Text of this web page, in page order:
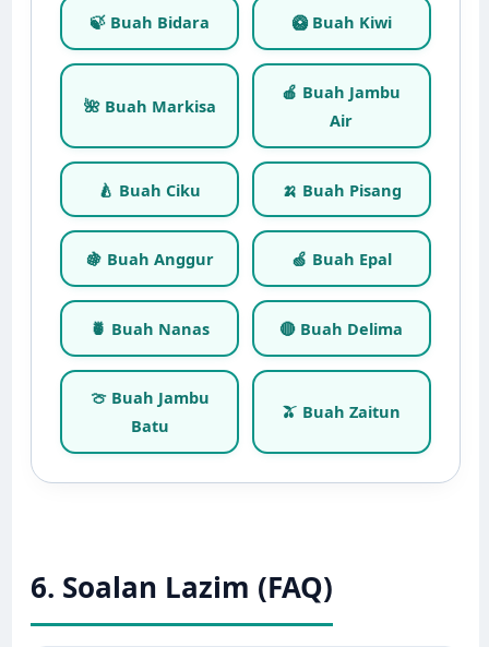
🍃 Buah Bidara 🥝 Buah Kiwi
🌺 Buah Markisa
🍎 Buah Jambu
Air
🍐 Buah Ciku 🍌 Buah Pisang
🍇 Buah Anggur 🍏 Buah Epal
🍍 Buah Nanas 🔴 Buah Delima
🍈 Buah Jambu
Batu
🫒 Buah Zaitun
6. Soalan Lazim (FAQ)